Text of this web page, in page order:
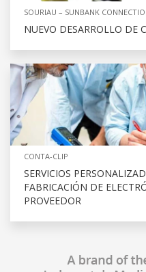
SOURIAU – SUNBANK
NUEVO DESARROLLO DE
CONTA-CLIP
SERVICIOS
FABRICACIÓN DE
PROVEEDOR